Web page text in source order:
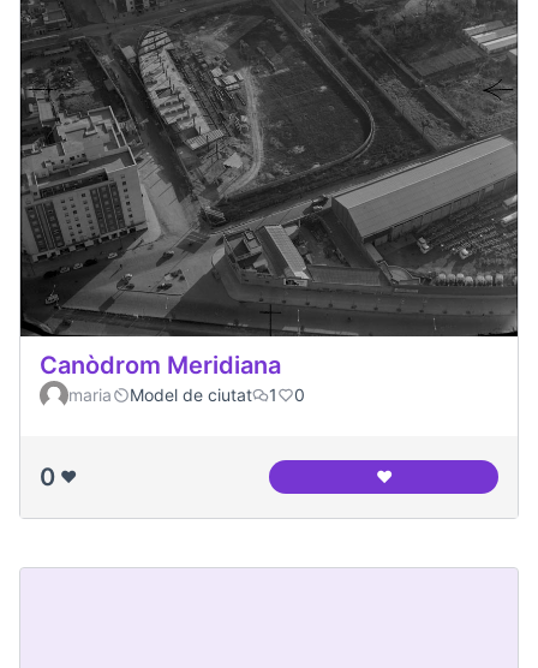
Canòdrom Meridiana
maria Model de ciutat 1 0
0 ❤️ ❤️Canòdrom